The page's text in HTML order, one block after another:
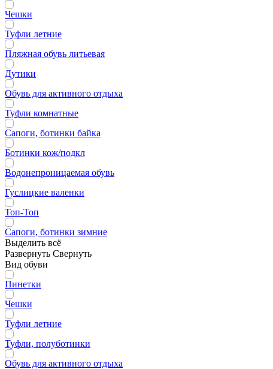
Чешки
Туфли летние
Пляжная обувь литьевая
Дутики
Обувь для активного отдыха
Туфли комнатные
Сапоги, ботинки байка
Ботинки кож/подкл
Водонепроницаемая обувь
Гуслицкие валенки
Топ-Топ
Сапоги, ботинки зимние
Выделить всё
Развернуть Свернуть
Вид обуви
Пинетки
Чешки
Туфли летние
Туфли, полуботинки
Обувь для активного отдыха